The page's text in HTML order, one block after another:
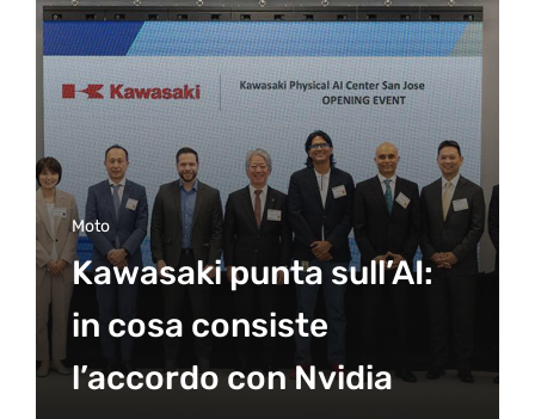
Moto
Kawasaki punta sull’AI:
in cosa consiste
l’accordo con Nvidia